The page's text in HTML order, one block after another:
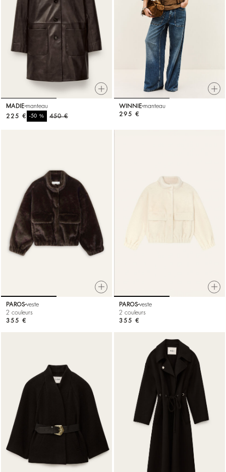
MADIE manteau
450 €
-50%
225 €
WINNIE manteau
295 €
PAROSveste
2 couleurs
355 €
PAROSveste
2 couleurs
355 €